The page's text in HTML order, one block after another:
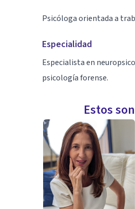
Psicóloga orientada a
Especialidad
Especialista en
psicología forense.
Estos